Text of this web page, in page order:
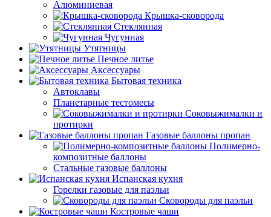
Алюминиевая
Крышка-сковорода
Стеклянная
Чугунная
Утятницы
Печное литье
Аксессуары
Бытовая техника
Автоклавы
Планетарные тестомесы
Соковыжималки и
протирки
Газовые баллоны пропан
Полимерно-
композитные баллоны
Стальные газовые баллоны
Испанская кухня
Горелки газовые для паэльи
Сковороды для паэльи
Костровые чаши